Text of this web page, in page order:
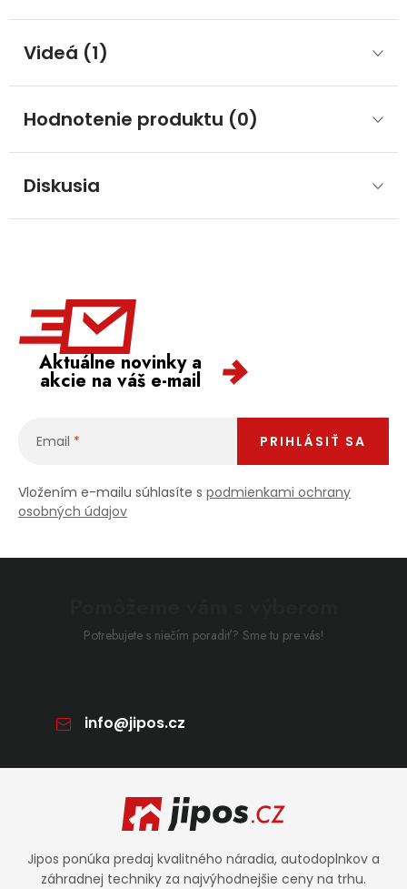
Videá (1)
Hodnotenie produktu (0)
Diskusia
Aktuálne novinky a
akcie na váš e-mail
Email
Vložením e-mailu súhlasíte s podmienkami ochrany
osobných údajov
PRIHLÁSIŤ SA
Potrebujete s niečím poradiť? Sme tu pre vás!
info@jipos.cz
Jipos ponúka predaj kvalitného náradia, autodoplnkov a
záhradnej techniky za najvýhodnejšie ceny na trhu.